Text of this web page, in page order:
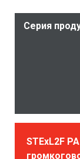
Серия
STExL2F